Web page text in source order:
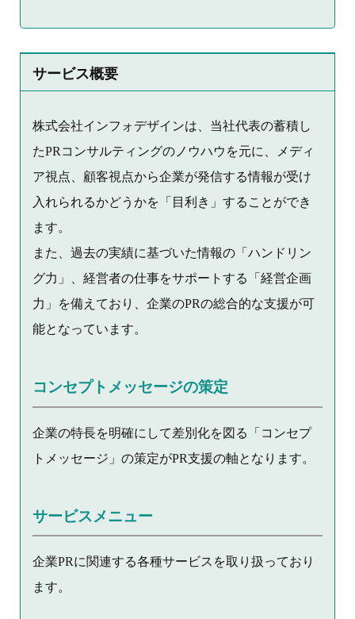
サービス概要
株式会社インフォデザインは、当社代表の蓄積し
たPRコンサルティングのノウハウを元に、メディ
ア視点、顧客視点から企業が発信する情報が受け
入れられるかどうかを「目利き」することができ
ます。
また、過去の実績に基づいた情報の「ハンドリン
グ力」、経営者の仕事をサポートする「経営企画
力」を備えており、企業のPRの総合的な支援が可
能となっています。
コンセプトメッセージの策定
企業の特長を明確にして差別化を図る「コンセプ
トメッセージ」の策定がPR支援の軸となります。
サービスメニュー
企業PRに関連する各種サービスを取り扱っており
ます。